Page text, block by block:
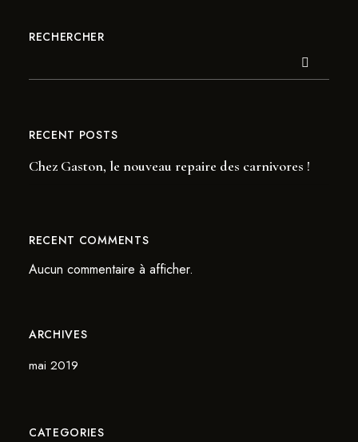
RECHERCHER
RECENT POSTS
Chez Gaston, le nouveau repaire des carnivores !
RECENT COMMENTS
Aucun commentaire à afficher.
ARCHIVES
mai 2019
CATEGORIES